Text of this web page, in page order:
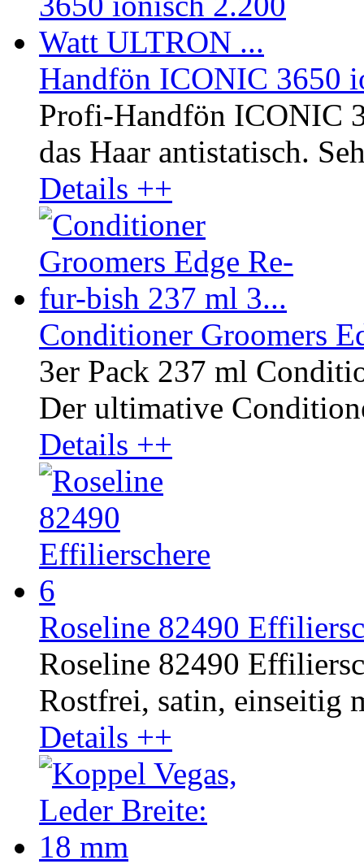
Handfön ICONIC 3650
Profi-Handfön ICONIC
das Haar antistatisch.
Details ++
Conditioner Groomers
3er Pack 237 ml
Der ultimative
Details ++
Roseline 82490
Roseline 82490
Rostfrei, satin, einseitig
Details ++